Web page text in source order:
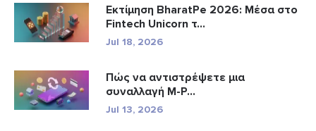
Εκτίμηση BharatPe 2026: Μέσα στο
Fintech Unicorn τ...
Jul 18, 2026
Πώς να αντιστρέψετε μια
συναλλαγή M-P...
Jul 13, 2026